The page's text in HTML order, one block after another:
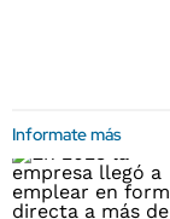
Informate más